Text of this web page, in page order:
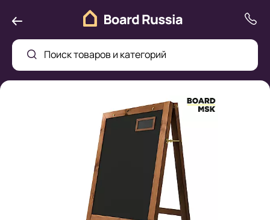
Поиск товаров и категорий